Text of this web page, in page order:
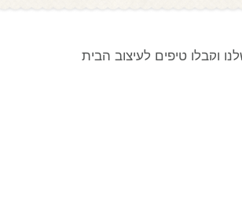
וקבלו טיפים לעיצוב הבית